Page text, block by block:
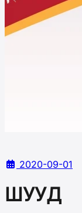
2020-09-01
ШУУД